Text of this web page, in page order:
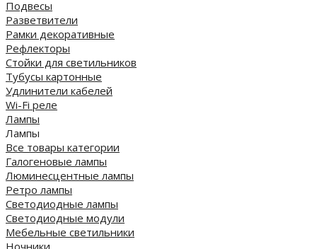
Подвесы
Разветвители
Рамки декоративные
Рефлекторы
Стойки для светильников
Тубусы картонные
Удлинители кабелей
Wi-Fi реле
Лампы
Лампы
Все товары категории
Галогеновые лампы
Люминесцентные лампы
Ретро лампы
Светодиодные лампы
Светодиодные модули
Мебельные светильники
Ночники